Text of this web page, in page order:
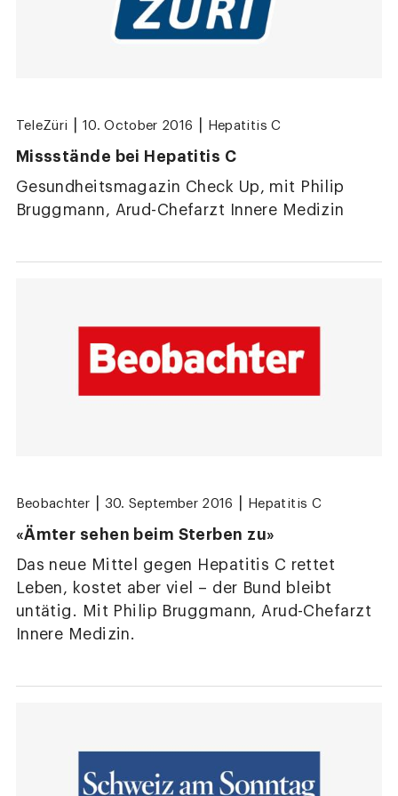
TeleZüri 10. October 2016 Hepatitis C
Missstände bei Hepatitis C
Gesundheitsmagazin Check Up, mit Philip
Bruggmann, Arud-Chefarzt Innere Medizin
Beobachter 30. September 2016 Hepatitis C
«Ämter sehen beim Sterben zu»
Das neue Mittel gegen Hepatitis C rettet
Leben, kostet aber viel – der Bund bleibt
untätig. Mit Philip Bruggmann, Arud-Chefarzt
Innere Medizin.